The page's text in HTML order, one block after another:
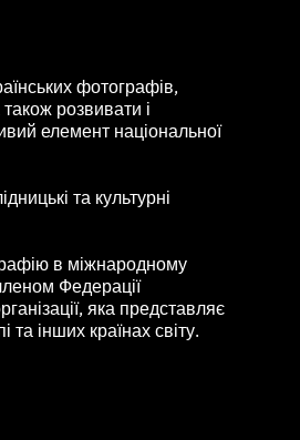
фотографів,
розвивати і
елемент національної
та культурні
в міжнародному
Федерації
яка представляє
інших країнах світу.